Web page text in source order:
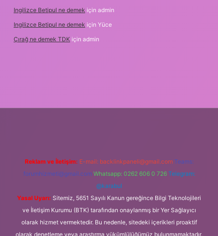
Ingilizce Betipul ne demek için admin
Ingilizce Betipul ne demek için Yüce
Çırağ ne demek TDK için admin
Reklam ve İletişim: E-mail: backlinkpaneli@gmail.com Teams:
forumhizmeti@gmail.com Whatsapp: 0262 606 0 726 Telegram:
@karabul
Yasal Uyarı: Sitemiz, 5651 Sayılı Kanun gereğince Bilgi Teknolojileri
ve İletişim Kurumu (BTK) tarafından onaylanmış bir Yer Sağlayıcı
olarak hizmet vermektedir. Bu nedenle, sitedeki içerikleri proaktif
olarak denetleme veya araştırma yükümlülüğümüz bulunmamaktadır.